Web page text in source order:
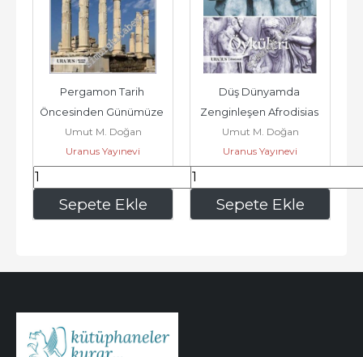
Sepete Ekle
Pergamon Tarih
Öncesinden Günümüze
Antik Kent Ve
Çevresindeki Kültür...
Umut M. Doğan
Uranus Yayınevi
1.552,80 Sepete Ekle
Düş Dünyamda
Zenginleşen Afrodisias
Öyküleri -
Umut M. Doğan
Uranus Yayınevi
360,00